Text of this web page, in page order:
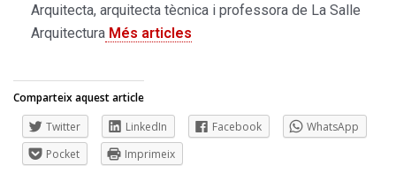
Arquitecta, arquitecta tècnica i professora de La Salle
Arquitectura Més articles
Comparteix aquest article
Twitter
LinkedIn Facebook
WhatsApp
Pocket
Imprimeix